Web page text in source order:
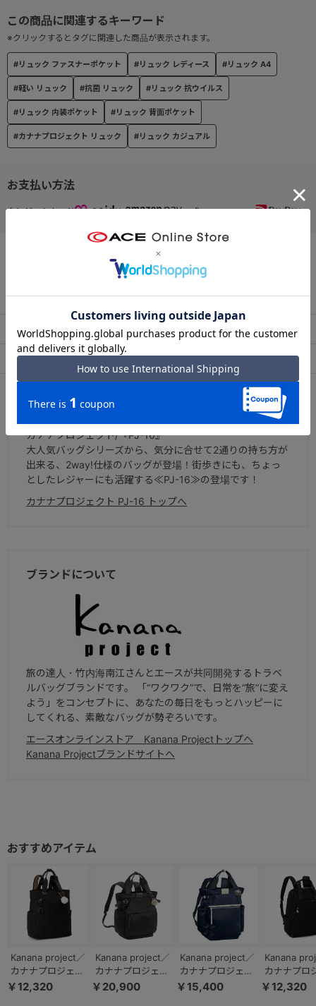
● ユーティリティポケット
小物雑貨の収納にぴったりな内装ポケット付き
● 背面ポケット
セキュリティー性の高い背面ファスナーポケット付き
● 旅のお守り“カナナ”付き
旅先でハッピーが生まれますように。そして元気で帰ってきますよ
● リサイクル生地を使用
本体素材には、繊維生産過程に発生する廃材を再生して作られたリ
内装素材にはペットボトルを再利用したリサイクルポリエステルを
・B5ファイル収納可能(27.3×19.8cm)
<内装>
・ベタ付けポケット×2
・メッシュファスナーポケット×1
<外装>
・フロントポケット×1 (ベタ付けポケット付き)
お支払い方法
クレジットカード
この商品について問い合わせる
出荷・配送について 返品・交換について
アフターサービス お買い物ガイド
#リュック ファスナーポケット #リュック レディース #リュック A4
#軽い リュック #抗菌 リュック #リュック 抗ウイルス
#リュック 内装ポケット #リュック 背面ポケット
#カナナプロジェクト リュック #リュック カジュアル
※クリックするとタグに関連した商品が表示されます。
シリーズについて
カナナプロジェクト/『PJ-16』
大人気バッグシリーズから、気分に合せて2通りの持ち方が
出来る、2way!仕様のバッグが登場！街歩きにも、ちょっ
としたレジャーにも活躍する≪PJ-16≫の登場です！
カナナプロジェクト PJ-16 トップへ
ブランドについて
旅の達人・竹内海南江さんとエースが共同開発するトラベ
ルバッグブランドです。 「“ワクワク”で、日常を“旅”に変え
よう」をコンセプトに、あなたの毎日をもっとハッピーに
してくれる、素敵なバッグが勢ぞろいです。
エースオンラインストア Kanana Projectトップへ
Kanana Projectブランドサイトへ
Kanana project／
カナナプロジェク
ト タッセル トー
￥12,320
Kanana project／
カナナプロジェク
ト PJ16-2nd リュ
￥20,900
Kanana project／
カナナプロジェク
ト PJ-16 リュック
￥15,400
Kanana
カナナプロ
ト ECD-1
￥12,320